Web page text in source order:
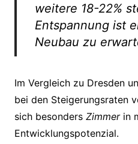
weitere 18-22%
Entspannung ist
Neubau zu
Im Vergleich zu Dresden
bei den Steigerungsraten
sich besonders Zimmerin
Entwicklungspotenzial.